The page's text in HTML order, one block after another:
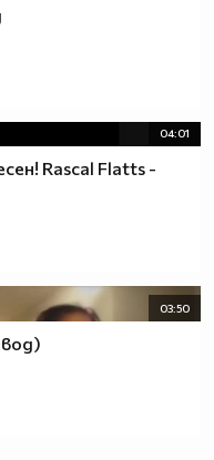
04:01
Rascal Flatts -
03:50